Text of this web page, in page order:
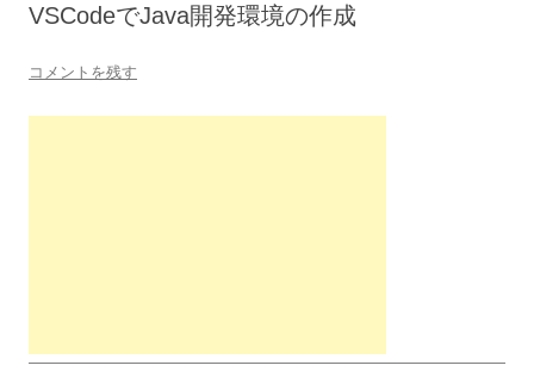
VSCodeでJava開発環境の作成
コメントを残す